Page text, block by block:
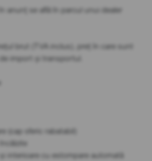
anunț se află în parcul unui dealer
brut (TVA inclus), preț în care sunt
import și transportul.
(cap sferic rabatabil)
și interioare cu estompare automată